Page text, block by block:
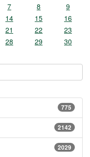
7 8
9
14 15
16
21 22
23
28 29
30
775
2142
2029